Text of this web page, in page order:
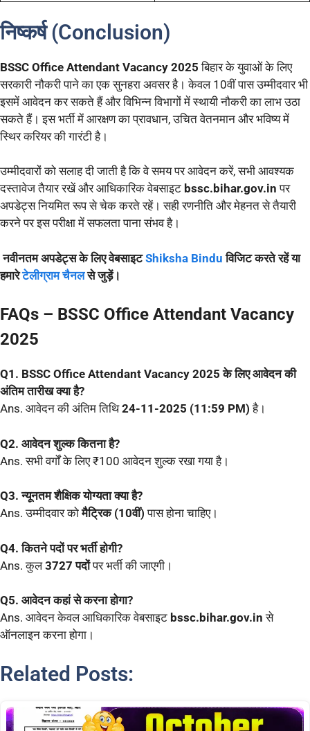
निष्कर्ष (Conclusion)
BSSC Office Attendant Vacancy 2025 बिहार के युवाओं के लिए
सरकारी नौकरी पाने का एक सुनहरा अवसर है। केवल 10वीं पास उम्मीदवार भी
इसमें आवेदन कर सकते हैं और विभिन्न विभागों में स्थायी नौकरी का लाभ उठा
सकते हैं। इस भर्ती में आरक्षण का प्रावधान, उचित वेतनमान और भविष्य में
स्थिर करियर की गारंटी है।
उम्मीदवारों को सलाह दी जाती है कि वे समय पर आवेदन करें, सभी आवश्यक
दस्तावेज तैयार रखें और आधिकारिक वेबसाइट bssc.bihar.gov.in पर
अपडेट्स नियमित रूप से चेक करते रहें। सही रणनीति और मेहनत से तैयारी
करने पर इस परीक्षा में सफलता पाना संभव है।
नवीनतम अपडेट्स के लिए वेबसाइटShiksha Bindu विजिट करते रहें या
हमारेटेलीग्राम चैनल से जुड़ें।
FAQs – BSSC Office Attendant Vacancy
2025
Q1. BSSC Office Attendant Vacancy 2025 के लिए आवेदन की
अंतिम तारीख क्या है?
Ans. आवेदन की अंतिम तिथि24-11-2025 (11:59 PM) है।
Q2. आवेदन शुल्क कितना है?
Ans. सभी वर्गों के लिए ₹100 आवेदन शुल्क रखा गया है।
Q3. न्यूनतम शैक्षिक योग्यता क्या है?
Ans. उम्मीदवार कोमैट्रिक (10वीं) पास होना चाहिए।
Q4. कितने पदों पर भर्ती होगी?
Ans. कुल3727 पदोंपर भर्ती की जाएगी।
Q5. आवेदन कहां से करना होगा?
Ans. आवेदन केवल आधिकारिक वेबसाइट bssc.bihar.gov.in से
ऑनलाइन करना होगा।
Related Posts: